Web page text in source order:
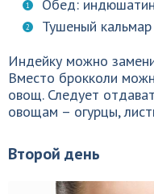
Обед:
Тушеный
Индейку можно
Вместо брокколи
овощ. Следует
овощам – огурцы,
Второй день